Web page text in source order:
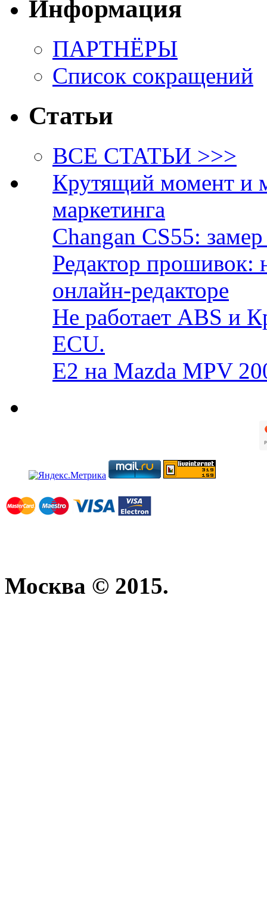
Информация
ПАРТНЁРЫ
Список сокращений
Статьи
ВСЕ СТАТЬИ >>>
Крутящий момент и
маркетинга
Changan CS55:
Редактор прошивок:
онлайн-редакторе
Не работает ABS и
ECU.
E2 на Mazda MPV
Москва © 2015.